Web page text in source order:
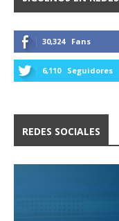
30,324 Fans
6,110 Seguidores
REDES SOCIALES